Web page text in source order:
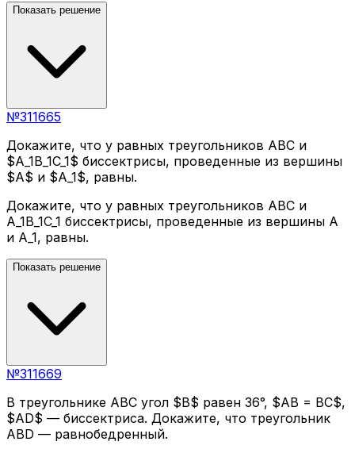
Показать решение
№311665
Докажите, что у равных треугольников ABC и
$A_1B_1C_1$ биссектрисы, проведенные из вершины
$A$ и $A_1$, равны.
Докажите, что у равных треугольников ABC и
A_1B_1C_1 биссектрисы, проведенные из вершины A
и A_1, равны.
Показать решение
№311669
В треугольнике ABC угол $B$ равен 36°, $AB = BC$,
$AD$ — биссектриса. Докажите, что треугольник
ABD — равнобедренный.